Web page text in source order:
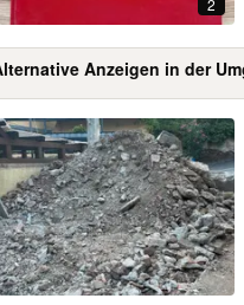
2
Anzeigen in der